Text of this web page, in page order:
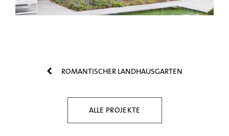
ROMANTISCHER LANDHAUSGARTEN
ALLE PROJEKTE